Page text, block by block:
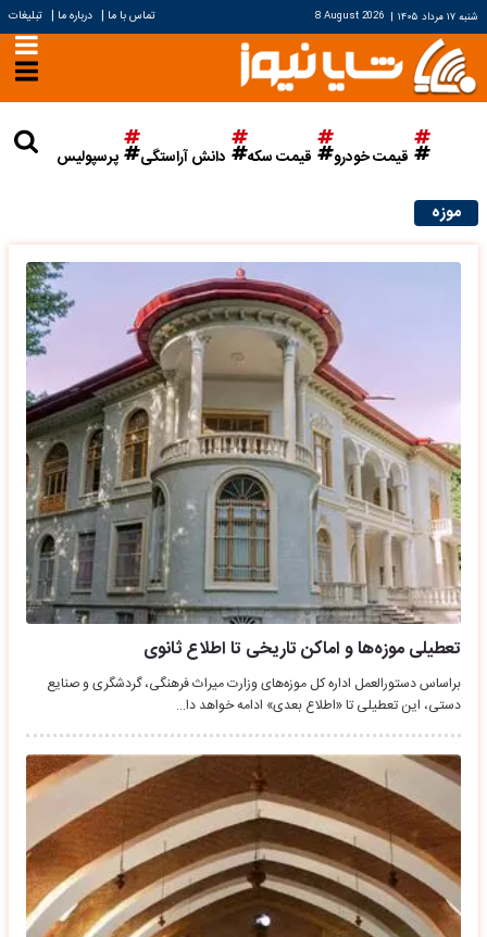
شنبه ۱۷ مرداد ۱۴۰۵ |
8 August 2026 تماس با ما | درباره ما | تبلیغات
قیمت خودرو قیمت سکه دانش آراستگی پرسپولیس
موزه
تعطیلی موزه‌ها و اماکن تاریخی تا اطلاع ثانوی
براساس دستورالعمل اداره کل موزه‌های وزارت میراث فرهنگی، گردشگری و صنایع
دستی، این تعطیلی تا «اطلاع بعدی» ادامه خواهد دا…